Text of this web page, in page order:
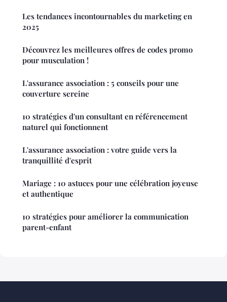
Les tendances incontournables du marketing en
2025
Découvrez les meilleures offres de codes promo
pour musculation !
L'assurance association : 5 conseils pour une
couverture sereine
10 stratégies d'un consultant en référencement
naturel qui fonctionnent
L'assurance association : votre guide vers la
tranquillité d'esprit
Mariage : 10 astuces pour une célébration joyeuse
et authentique
10 stratégies pour améliorer la communication
parent-enfant